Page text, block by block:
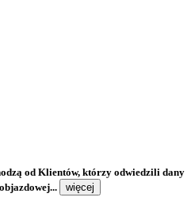
od Klientów, którzy odwiedzili dany
więcej